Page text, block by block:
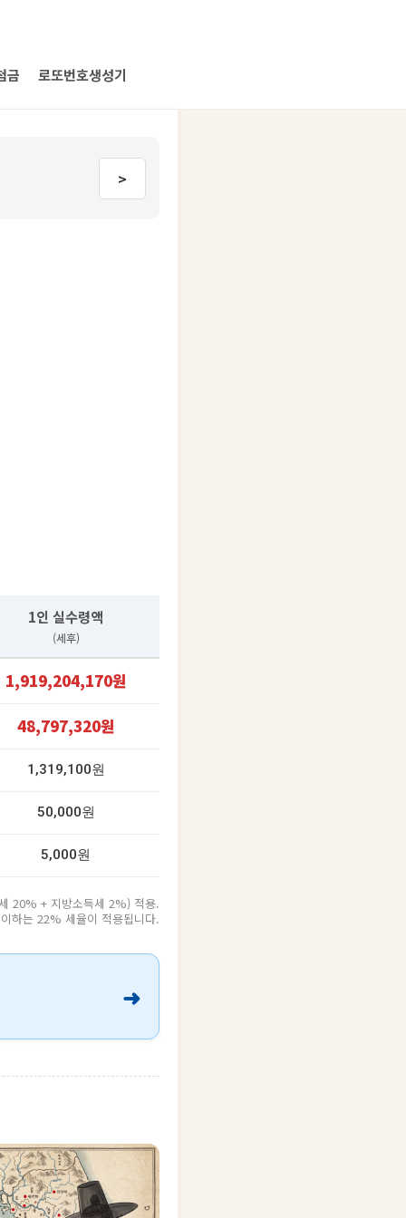
금 로또번호생성기
>
1인 실수령액
(세후)
1,919,204,170원
48,797,320원
1,319,100원
50,000원
5,000원
20% + 지방소득세 2%) 적용.
하는 22% 세율이 적용됩니다.
➜